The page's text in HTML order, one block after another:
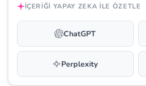
İÇERIĞI YAPAY ZEKA ILE ÖZETLE
ChatGPT
Perplexity